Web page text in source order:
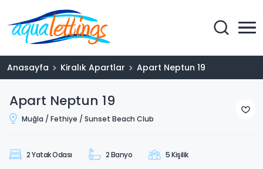
Anasayfa Kiralık Apartlar Apart Neptun 19
Apart Neptun 19
Muğla / Fethiye / Sunset Beach Club
2 Yatak Odası 2 Banyo 5 Kişilik